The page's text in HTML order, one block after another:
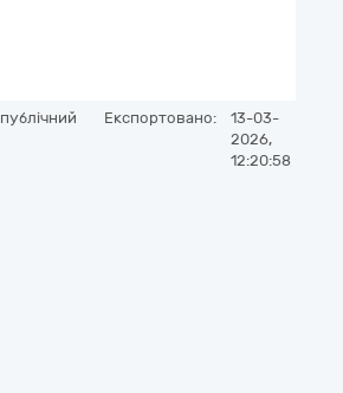
публічний Експортовано:
13-03-
2026,
12:20:58